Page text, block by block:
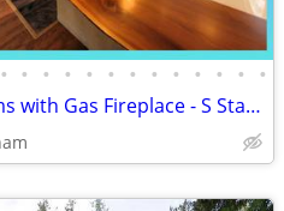
• • • • • • • • • • • • •
Bayview Condo 2 Bedrooms with Gas Fireplace - S State St